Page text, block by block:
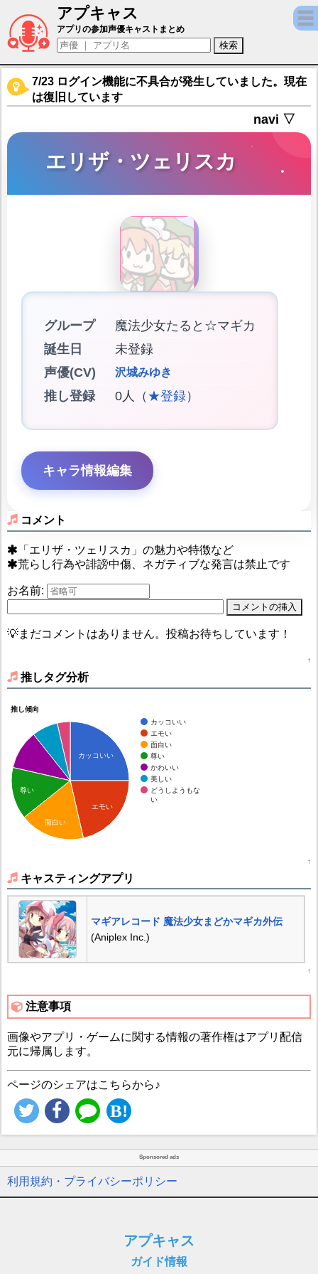
アプキャス
エリザ・ツェリスカ（声優：沢城みゆき)【
アプリの参加声優キャストまとめ
7/23 ログイン機能に不具合が発生していました。現在
は復旧しています
navi ▽
エリザ・ツェリスカ
グループ
魔法少女たると☆マギカ
誕生日
未登録
声優(CV)
沢城みゆき
推し登録 0人（ ★登録）
キャラ情報編集
コメント
「エリザ・ツェリスカ」の魅力や特徴など
荒らし行為や誹謗中傷、ネガティブな発言は禁止です
お名前:
💡まだコメントはありません。投稿お待ちしています！
↑
推しタグ分析
推し傾向
カッコいい
エモい
面白い
尊い
かわいい
美しい
どうしようもな
い
カッコいい
エモい
尊い
面白い
↑
キャスティングアプリ
マギアレコード 魔法少女まどかマギカ外伝
(Aniplex Inc.)
↑
注意事項
画像やアプリ・ゲームに関する情報の著作権はアプリ配信
元に帰属します。
ページのシェアはこちらから♪
Sponsored ads
利用規約・プライバシーポリシー
アプキャス
ガイド情報